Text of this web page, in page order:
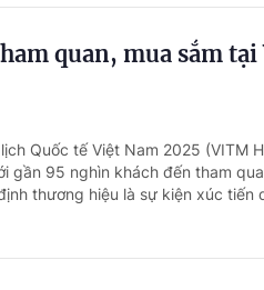
quan, mua sắm
Quốc tế Việt Nam 2025 (VITM
gần 95 nghìn khách đến tham
thương hiệu là sự kiện xúc tiến